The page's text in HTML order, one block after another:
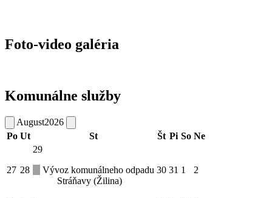
Foto-video galéria
Komunálne služby
August2026
Po Ut St Št Pi So Ne
27 28
29
Vývoz komunálneho odpadu
Stráňavy (Žilina)
30 31 1 2